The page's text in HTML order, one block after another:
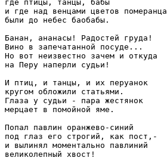
где птицы, танцы, бабы
и где над венцами цветов померанца
были до небес баобабы.
Банан, ананасы! Радостей груда!
Вино в запечатанной посуде...
Но вот неизвестно зачем и откуда
на Перу наперли судьи!
И птиц, и танцы, и их перуанок
кругом обложили статьями.
Глаза у судьи - пара жестянок
мерцает в помойной яме.
Попал павлин оранжево-синий
под глаз его строгий, как пост,-
и вылинял моментально павлиний
великолепный хвост!